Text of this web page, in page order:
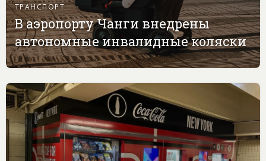
ТРАНСПОРТ
В аэропорту Чанги внедрены
автономные инвалидные коляски